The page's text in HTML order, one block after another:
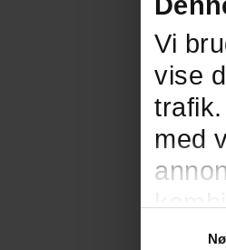
Vi
vise
med
eller